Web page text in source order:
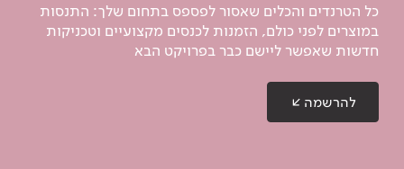
כל הטרנדים והכלים שאסור לפספס בתחום שלך: התנסות
במוצרים לפני כולם, הזמנות לכנסים מקצועיים וטכניקות
חדשות שאפשר ליישם כבר בפרויקט הבא
להרשמה